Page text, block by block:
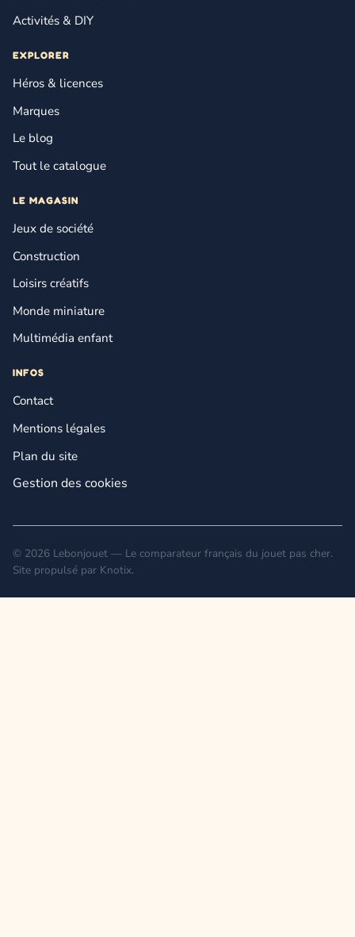
Activités & DIY
EXPLORER
Héros & licences
Marques
Le blog
Tout le catalogue
LE MAGASIN
Jeux de société
Construction
Loisirs créatifs
Monde miniature
Multimédia enfant
INFOS
Contact
Mentions légales
Plan du site
Gestion des cookies
© 2026 Lebonjouet — Le comparateur français du jouet pas cher.
Site propulsé par Knotix.